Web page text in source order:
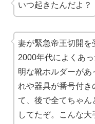
いつ起きたんだよ？
妻が緊急帝王切開を
2000年代によくあ
明な靴ホルダーがあ
れや器具が番号付き
て、後で全てちゃん
してたぞ。こんな